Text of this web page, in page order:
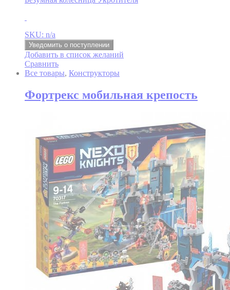
SKU: n/a
Уведомить о поступлении
Добавить в список желаний
Сравнить
Все товары, Конструкторы
Фортрекс мобильная крепость